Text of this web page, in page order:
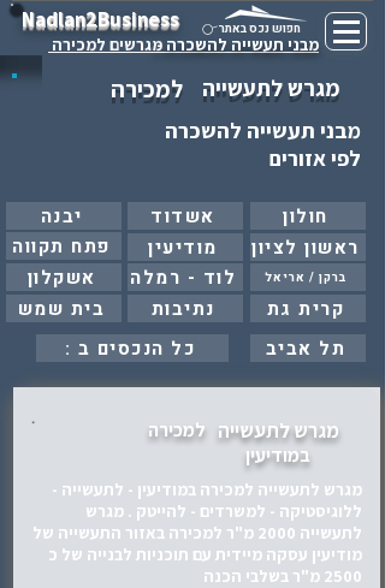
Nadlan2Business חפוש נכס באתר
מבני תעשייה להשכרה -מגרשים למכירה
מגרש לתעשייה למכירה
מבני תעשייה להשכרה
לפי אזורים
חולון אשדוד
יבנה
ראשון לציון
מודיעין פתח תקווה
ברקן / אריאל לוד - רמלה
אשקלון
קרית גת
נתיבות
בית שמש
תל אביב
: כל הנכסים ב
מגרש לתעשייה למכירה
במודיעין
מגרש לתעשייה למכירה במודיעין - לתעשייה -
ללוגיסטיקה - למשרדים - להייטק . מגרש
לתעשייה 2000 מ"ר למכירה באזור התעשייה של
מודיעין עסקה מיידית עם תוכניות לבנייה של כ
2500 מ"ר בשלבי הכנה